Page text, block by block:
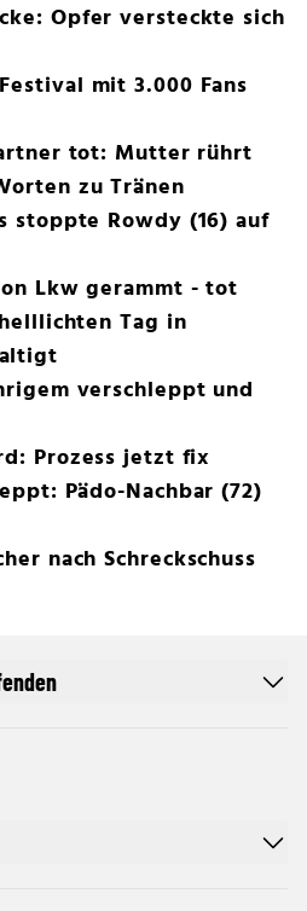
Opfer versteckte sich
mit 3.000 Fans
tot: Mutter rührt
zu Tränen
stoppte Rowdy (16) auf
Lkw gerammt - tot
Tag in
verschleppt und
Prozess jetzt fix
Pädo-Nachbar (72)
nach Schreckschuss